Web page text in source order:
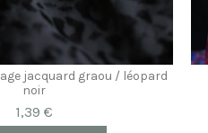
jacquard graou / léopard
noir
1,39 €